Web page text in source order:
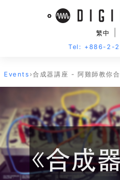
繁中
Tel: +886-2-
Events ›合成器講座 - 阿雞師教你